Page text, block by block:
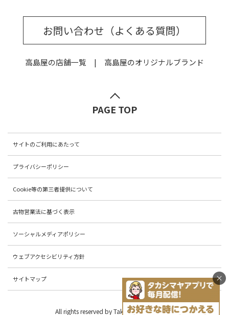
お問い合わせ（よくある質問）
高島屋の店舗一覧 高島屋のオリジナルブランド
PAGE TOP
サイトのご利用にあたって
プライバシーポリシー
Cookie等の第三者提供について
古物営業法に基づく表示
ソーシャルメディアポリシー
ウェブアクセシビリティ方針
サイトマップ
All rights reserved by Takashimaya Co.,Ltd.